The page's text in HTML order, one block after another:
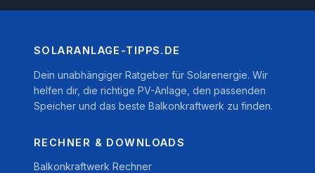
SOLARANLAGE-TIPPS.DE
Dein unabhängiger Ratgeber für Solarenergie. Wir
helfen dir, die richtige PV-Anlage, den passenden
Speicher und das beste Balkonkraftwerk zu finden.
RECHNER & DOWNLOADS
Balkonkraftwerk Rechner